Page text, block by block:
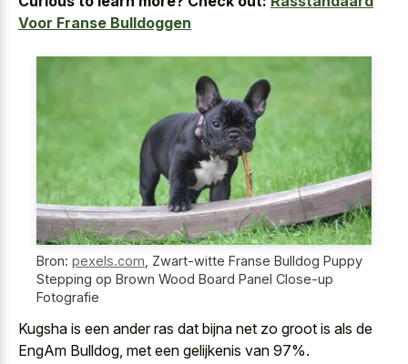
Voor Franse Bulldoggen
Bron: pexels.com Zwart-witte Franse Bulldog Puppy
Stepping op Brown Wood Board Panel Close-up
Fotografie
Kugsha is een ander ras dat bijna net zo groot is als de
EngAm Bulldog, met een gelijkenis van 97%.